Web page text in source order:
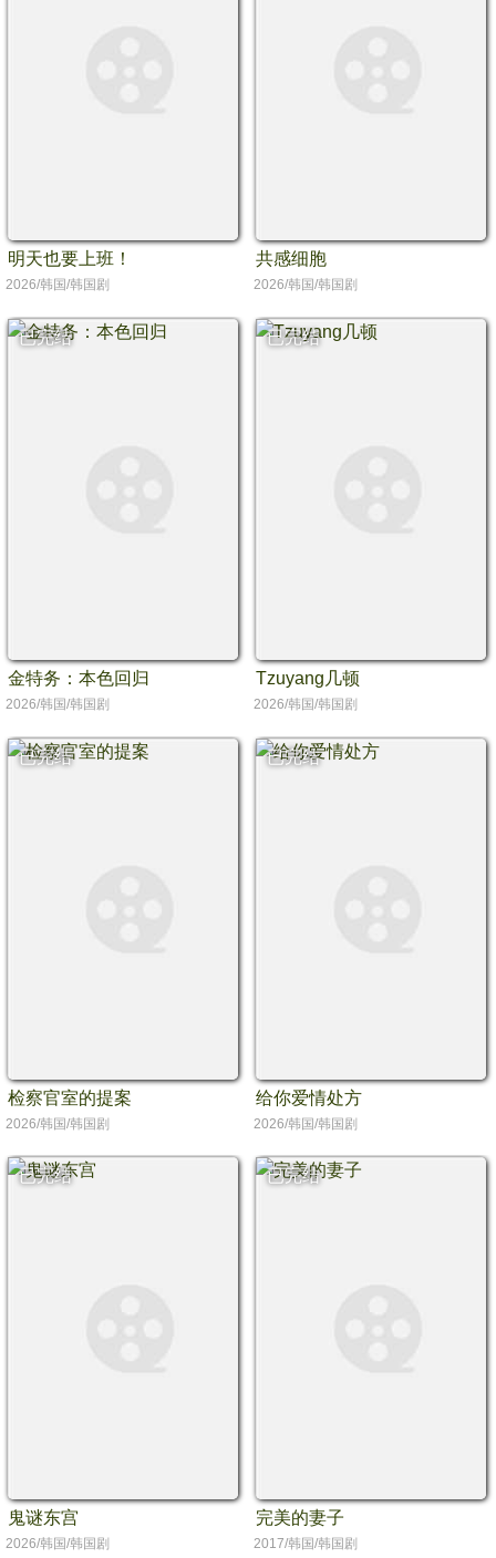
明天也要上班！
2026/韩国/韩国剧
共感细胞
2026/韩国/韩国剧
已完结
金特务：本色回归
2026/韩国/韩国剧
已完结
Tzuyang几顿
2026/韩国/韩国剧
已完结
检察官室的提案
2026/韩国/韩国剧
已完结
给你爱情处方
2026/韩国/韩国剧
已完结
鬼谜东宫
2026/韩国/韩国剧
已完结
完美的妻子
2017/韩国/韩国剧